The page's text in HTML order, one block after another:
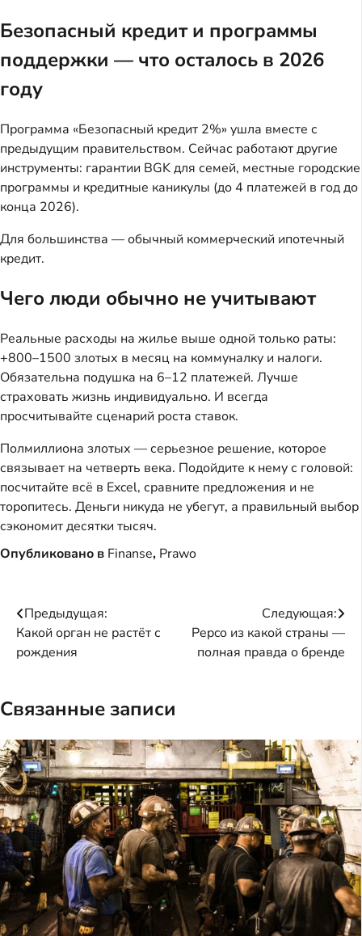
Безопасный кредит и программы
поддержки — что осталось в 2026
году
Программа «Безопасный кредит 2%» ушла вместе с
предыдущим правительством. Сейчас работают другие
инструменты: гарантии BGK для семей, местные городские
программы и кредитные каникулы (до 4 платежей в год до
конца 2026).
Для большинства — обычный коммерческий ипотечный
кредит.
Чего люди обычно не учитывают
Реальные расходы на жилье выше одной только раты:
+800–1500 злотых в месяц на коммуналку и налоги.
Обязательна подушка на 6–12 платежей. Лучше
страховать жизнь индивидуально. И всегда
просчитывайте сценарий роста ставок.
Полмиллиона злотых — серьезное решение, которое
связывает на четверть века. Подойдите к нему с головой:
посчитайте всё в Excel, сравните предложения и не
торопитесь. Деньги никуда не убегут, а правильный выбор
сэкономит десятки тысяч.
Опубликовано в Finanse, Prawo
Навигация
по
Предыдущая:
Какой орган не растёт с
рождения
Следующая:
Pepco из какой страны —
полная правда о бренде
Связанные записи